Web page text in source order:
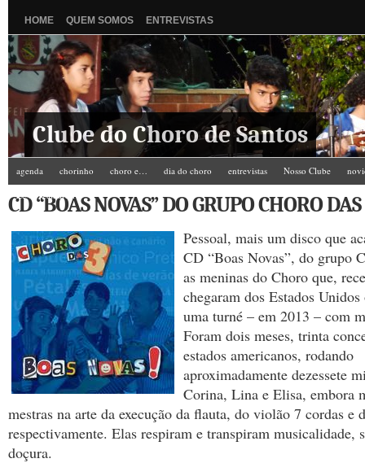
HOME QUEM SOMOS ENTREVISTAS
Clube do Choro de Santos
agenda chorinho choro e… dia do choro entrevistas Nosso Clube
Zé do Camarim
CD “BOAS NOVAS” DO GRUPO CHORO
Pessoal, mais um disco que
CD “Boas Novas”, do grupo
as meninas do Choro que,
chegaram dos Estados
uma turné – em 2013 – com
Foram dois meses, trinta
estados americanos, rodando
aproximadamente dezessete
Corina, Lina e Elisa, embora
mestras na arte da execução da flauta, do violão 7 cordas e
respectivamente. Elas respiram e transpiram musicalidade,
doçura.